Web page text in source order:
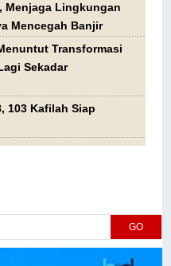
Menjaga Lingkungan
Mencegah Banjir
Transformasi
Sekadar
103 Kafilah Siap
GO